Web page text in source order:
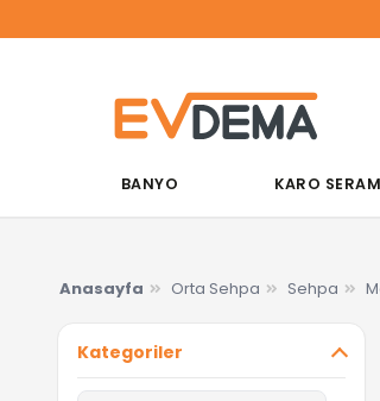
BANYO KARO
Anasayfa Orta Sehpa Sehpa
Kategoriler